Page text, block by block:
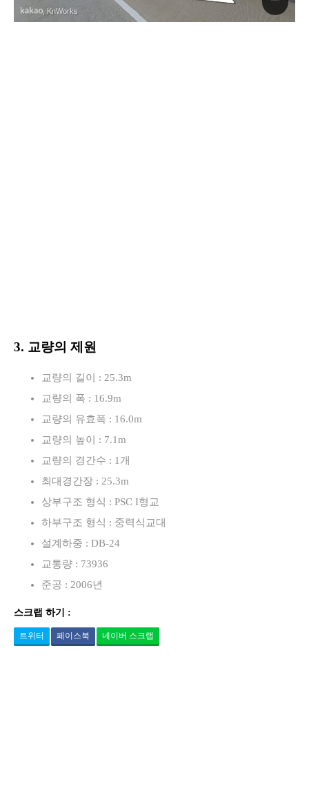
, KnWorks
3. 교량의 제원
교량의 길이 : 25.3m
교량의 폭 : 16.9m
교량의 유효폭 : 16.0m
교량의 높이 : 7.1m
교량의 경간수 : 1개
최대경간장 : 25.3m
상부구조 형식 : PSC I형교
하부구조 형식 : 중력식교대
설계하중 : DB-24
교통량 : 73936
준공 : 2006년
스크랩 하기 :
트위터 페이스북 네이버 스크랩